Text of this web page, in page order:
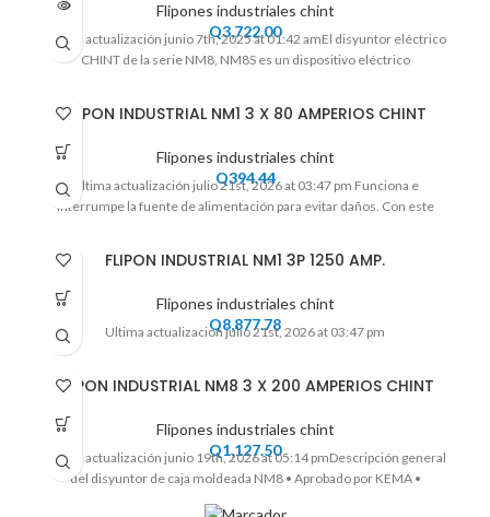
Flipones industriales chint
Q3,722.00
Ultima actualización junio 7th, 2025 at 01:42 amEl disyuntor eléctrico
CHINT de la serie NM8, NM8S es un dispositivo eléctrico
FLIPON INDUSTRIAL NM1 3 X 80 AMPERIOS CHINT
Flipones industriales chint
Q394.44
Ultima actualización julio 21st, 2026 at 03:47 pm Funciona e
interrumpe la fuente de alimentación para evitar daños. Con este
FLIPON INDUSTRIAL NM1 3P 1250 AMP.
Flipones industriales chint
Q8,877.78
Ultima actualización julio 21st, 2026 at 03:47 pm
FLIPON INDUSTRIAL NM8 3 X 200 AMPERIOS CHINT
Flipones industriales chint
Q1,127.50
Ultima actualización junio 19th, 2026 at 05:14 pmDescripción general
del disyuntor de caja moldeada NM8 • Aprobado por KEMA •